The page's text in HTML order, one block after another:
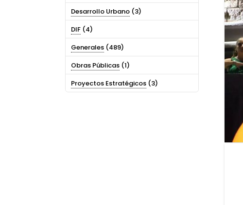
Desarrollo Urbano (3)
DIF (4)
Generales (489)
Obras Públicas (1)
Proyectos Estratégicos (3)